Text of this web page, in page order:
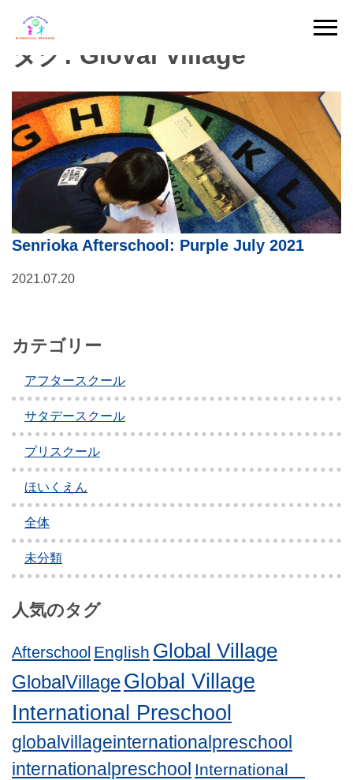
Skip
contentタグ: Gloval Village
Senrioka Afterschool: Purple July 2021
2021.07.20
カテゴリー
アフタースクール
サタデースクール
プリスクール
ほいくえん
全体
未分類
人気のタグ
Afterschool English Global Village
GlobalVillageGlobal Village
International Preschool
globalvillageinternationalpreschool
internationalpreschool International